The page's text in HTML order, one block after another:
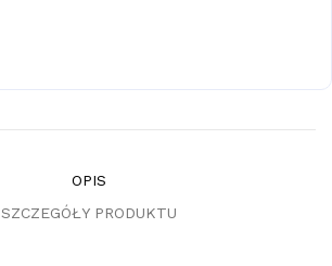
OPIS
SZCZEGÓŁY PRODUKTU